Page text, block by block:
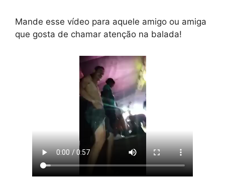
Mande esse vídeo para aquele amigo ou amiga
que gosta de chamar atenção na balada!